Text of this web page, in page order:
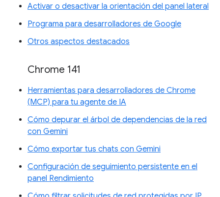
Activar o desactivar la orientación del panel lateral
Programa para desarrolladores de Google
Otros aspectos destacados
Chrome 141
Herramientas para desarrolladores de Chrome
(MCP) para tu agente de IA
Cómo depurar el árbol de dependencias de la red
con Gemini
Cómo exportar tus chats con Gemini
Configuración de seguimiento persistente en el
panel Rendimiento